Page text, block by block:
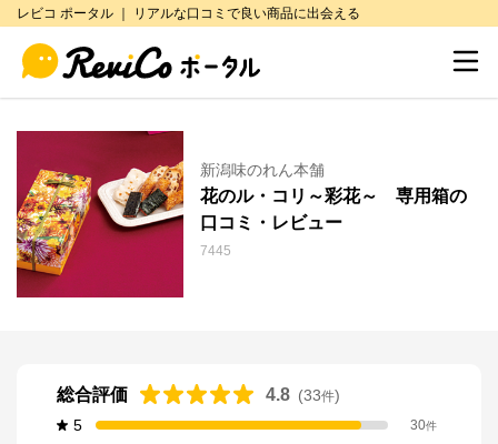
レビコ ポータル ｜ リアルな口コミで良い商品に出会える
新潟味のれん本舗
花のル・コリ～彩花～ 専用箱の
口コミ・レビュー
7445
総合評価 4.8 (33件)
5
30件